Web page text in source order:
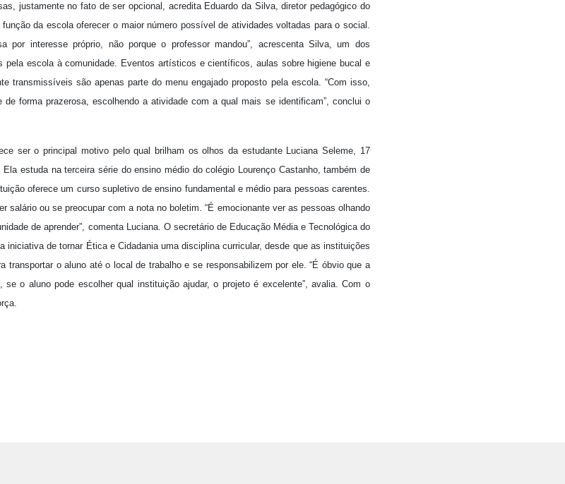
justamente no fato de ser opcional, acredita Eduardo da Silva, diretor pedagógico do
da escola oferecer o maior número possível de atividades voltadas para o social.
por interesse próprio, não porque o professor mandou”, acrescenta Silva, um dos
pela escola à comunidade. Eventos artísticos e científicos, aulas sobre higiene bucal e
transmissíveis são apenas parte do menu engajado proposto pela escola. “Com isso,
forma prazerosa, escolhendo a atividade com a qual mais se identificam”, conclui o
ser o principal motivo pelo qual brilham os olhos da estudante Luciana Seleme, 17
estuda na terceira série do ensino médio do colégio Lourenço Castanho, também de
oferece um curso supletivo de ensino fundamental e médio para pessoas carentes.
salário ou se preocupar com a nota no boletim. “É emocionante ver as pessoas olhando
de aprender”, comenta Luciana. O secretário de Educação Média e Tecnológica do
iniciativa de tornar Ética e Cidadania uma disciplina curricular, desde que as instituições
transportar o aluno até o local de trabalho e se responsabilizem por ele. “É óbvio que a
o aluno pode escolher qual instituição ajudar, o projeto é excelente”, avalia. Com o